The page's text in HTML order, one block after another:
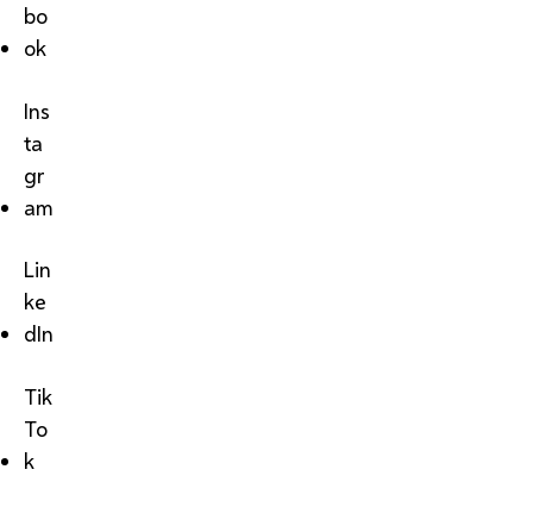
bo
ok
Ins
ta
gr
am
Lin
ke
dIn
Tik
To
k